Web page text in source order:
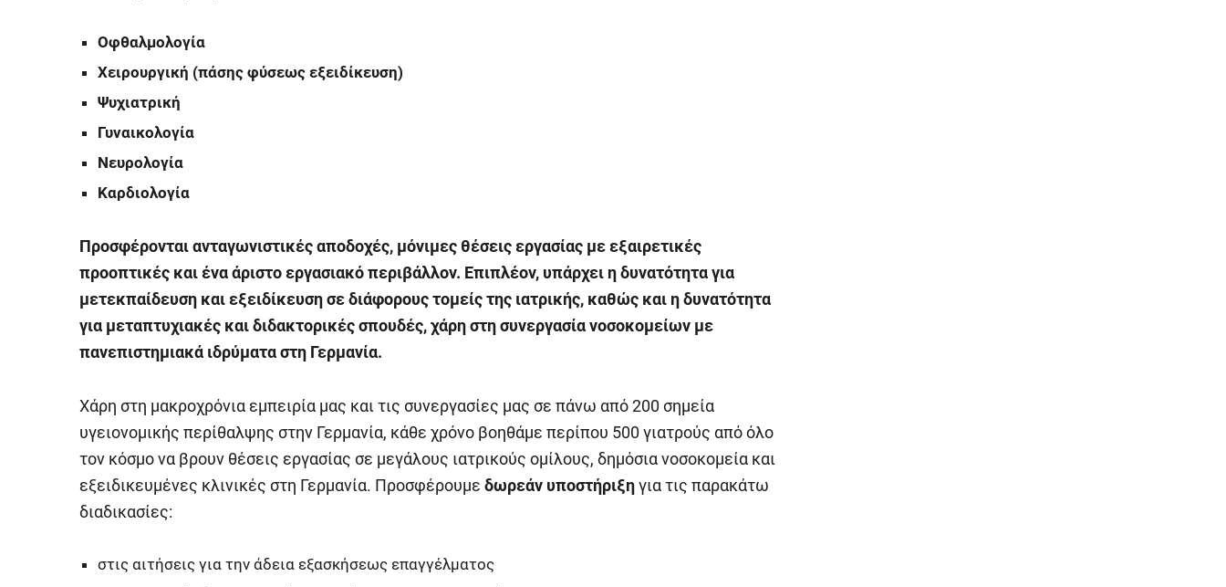
Οφθαλμολογία
Χειρουργική (πάσης φύσεως εξειδίκευση)
Ψυχιατρική
Γυναικολογία
Νευρολογία
Καρδιολογία
Προσφέρονται ανταγωνιστικές αποδοχές, μόνιμες θέσεις εργασίας με εξαιρετικές
προοπτικές και ένα άριστο εργασιακό περιβάλλον. Επιπλέον, υπάρχει η δυνατότητα για
μετεκπαίδευση και εξειδίκευση σε διάφορους τομείς της ιατρικής, καθώς και η δυνατότητα
για μεταπτυχιακές και διδακτορικές σπουδές, χάρη στη συνεργασία νοσοκομείων με
πανεπιστημιακά ιδρύματα στη Γερμανία.
Χάρη στη μακροχρόνια εμπειρία μας και τις συνεργασίες μας σε πάνω από 200 σημεία
υγειονομικής περίθαλψης στην Γερμανία, κάθε χρόνο βοηθάμε περίπου 500 γιατρούς από όλο
τον κόσμο να βρουν θέσεις εργασίας σε μεγάλους ιατρικούς ομίλους, δημόσια νοσοκομεία και
εξειδικευμένες κλινικές στη Γερμανία. Προσφέρουμε δωρεάν υποστήριξηγια τις παρακάτω
διαδικασίες:
στις αιτήσεις για την άδεια εξασκήσεως επαγγέλματος